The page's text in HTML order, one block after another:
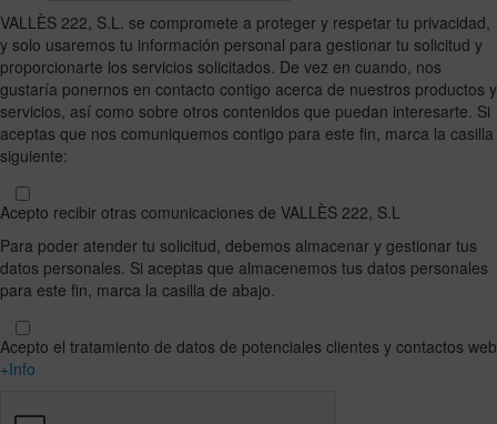
VALLÈS 222, S.L. se compromete a proteger y respetar tu privacidad,
y solo usaremos tu información personal para gestionar tu solicitud y
proporcionarte los servicios solicitados. De vez en cuando, nos
gustaría ponernos en contacto contigo acerca de nuestros productos y
servicios, así como sobre otros contenidos que puedan interesarte. Si
aceptas que nos comuniquemos contigo para este fin, marca la casilla
siguiente:
Acepto recibir otras comunicaciones de VALLÈS 222, S.L
Para poder atender tu solicitud, debemos almacenar y gestionar tus
datos personales. Si aceptas que almacenemos tus datos personales
para este fin, marca la casilla de abajo.
Acepto el tratamiento de datos de potenciales clientes y contactos web
+Info